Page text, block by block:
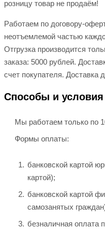
розницу товар не продаём!
Работаем по договору-
неотъемлемой частью
Отгрузка производится
заказа: 5000 рублей.
счет покупателя. Доставка
Способы и
Мы работаем только по
Формы оплаты:
банковской картой
картой);
банковской картой
самозанятых
безналичная оплата